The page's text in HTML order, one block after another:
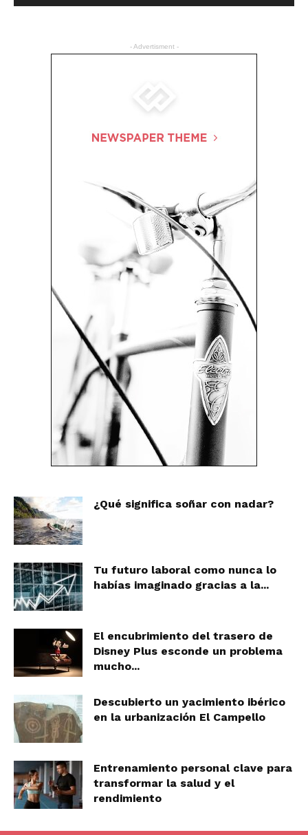
- Advertisment -
¿Qué significa soñar con nadar?
Tu futuro laboral como nunca lo
habías imaginado gracias a la...
El encubrimiento del trasero de
Disney Plus esconde un problema
mucho...
Descubierto un yacimiento ibérico
en la urbanización El Campello
Entrenamiento personal clave para
transformar la salud y el
rendimiento